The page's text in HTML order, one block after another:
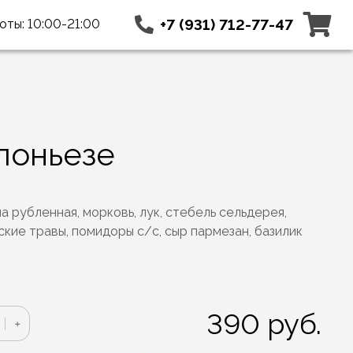
10:00-21:00 +7 (931) 712-77-47
рубленная, морковь, лук, стебель сельдерея,
травы, помидоры с/с, сыр пармезан, базилик
+ 390 руб.